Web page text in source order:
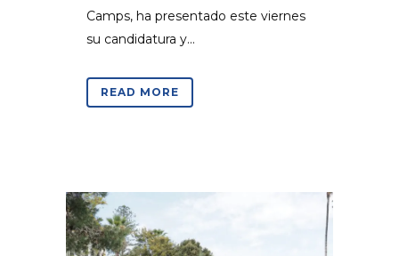
Camps, ha presentado este viernes
su candidatura y...
READ MORE